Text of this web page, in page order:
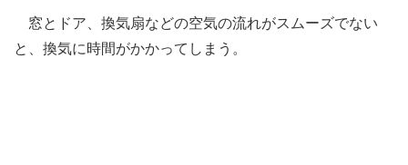
窓とドア、換気扇などの空気の流れがスムーズでない
と、換気に時間がかかってしまう。